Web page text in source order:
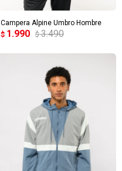
Campera Alpine Umbro Hombre
$ 1.990 $ 3.490